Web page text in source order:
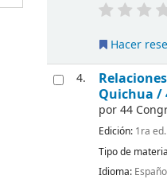
Hacer
4.
Quichua /
por44
Edición: 1ra ed.
Tipo de
Idioma: